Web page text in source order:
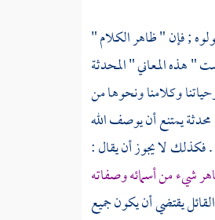
; فإن " ظاهر الكلام "
" هذه المعاني " المحدثة
وكلامنا ونحوها من
يمتنع أن يوصف الله
. فكذلك لا يجوز أن يقال :
شيء من أسمائه وصفاته
يقتضي أن يكون جميع